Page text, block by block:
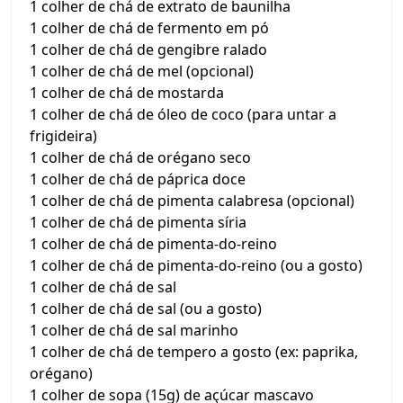
1 colher de chá de extrato de baunilha
1 colher de chá de fermento em pó
1 colher de chá de gengibre ralado
1 colher de chá de mel (opcional)
1 colher de chá de mostarda
1 colher de chá de óleo de coco (para untar a
frigideira)
1 colher de chá de orégano seco
1 colher de chá de páprica doce
1 colher de chá de pimenta calabresa (opcional)
1 colher de chá de pimenta síria
1 colher de chá de pimenta-do-reino
1 colher de chá de pimenta-do-reino (ou a gosto)
1 colher de chá de sal
1 colher de chá de sal (ou a gosto)
1 colher de chá de sal marinho
1 colher de chá de tempero a gosto (ex: paprika,
orégano)
1 colher de sopa (15g) de açúcar mascavo